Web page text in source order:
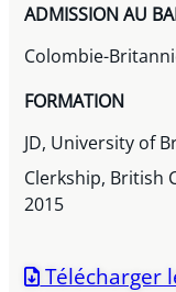
ADMISSION AU
Colombie-
FORMATION
JD, University of
Clerkship, British
2015
Télécharger